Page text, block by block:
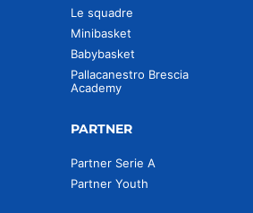
Le squadre
Minibasket
Babybasket
Pallacanestro Brescia
Academy
PARTNER
Partner Serie A
Partner Youth